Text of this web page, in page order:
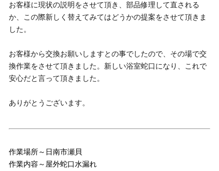
お客様に現状の説明をさせて頂き、部品修理して直される
か、この際新しく替えてみてはどうかの提案をさせて頂きま
した。
お客様から交換お願いしますとの事でしたので、その場で交
換作業をさせて頂きました。新しい浴室蛇口になり、これで
安心だと言って頂きました。
ありがとうございます。
作業場所～日南市瀬貝
作業内容～屋外蛇口水漏れ